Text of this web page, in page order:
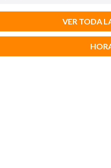
VER TODA